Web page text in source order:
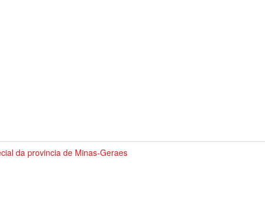
da provincia de Minas-Geraes